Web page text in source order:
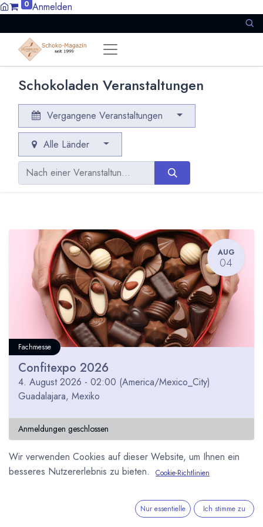
0 Anmelden
Schokoladen Veranstaltungen
Vergangene Veranstaltungen
Alle Länder
AUG
04
Fachmesse
Confitexpo 2026
4. August 2026 - 02:00 (America/Mexico_City)
Guadalajara, Mexiko
Anmeldungen geschlossen
Wir verwenden Cookies auf dieser Website, um Ihnen ein
besseres Nutzererlebnis zu bieten.
Cookie-Richtlinien
Nur essentielle Ich stimme zu